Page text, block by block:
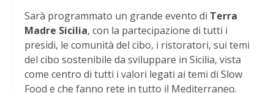
Sarà programmato un grande evento di Terra
Madre Sicilia, con la partecipazione di tutti i
presidi, le comunità del cibo, i ristoratori, sui temi
del cibo sostenibile da sviluppare in Sicilia, vista
come centro di tutti i valori legati ai temi di Slow
Food e che fanno rete in tutto il Mediterraneo.